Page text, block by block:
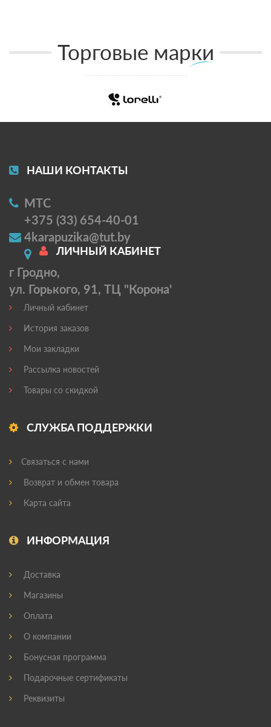
Торговые марки
НАШИ КОНТАКТЫ
МТС
+375 (33) 654-40-01
4karapuzika@tut.by
г Гродно,
ул. Горького, 91, ТЦ "Корона'
ЛИЧНЫЙ КАБИНЕТ
Личный кабинет
История заказов
Мои закладки
Рассылка новостей
Товары со скидкой
СЛУЖБА ПОДДЕРЖКИ
Связаться с нами
Возврат и обмен товара
Карта сайта
ИНФОРМАЦИЯ
Доставка
Магазины
Оплата
О компании
Бонусная программа
Подарочные сертификаты
Реквизиты